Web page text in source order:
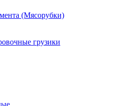
(Мясорубки)
грузики